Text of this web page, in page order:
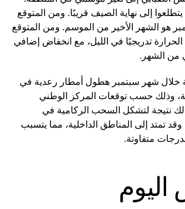
إلى نهاية الصيف قريبًا. ومن المتوقع
هو الشهر الأخير من الموسم. ومن المتوقع
تدريجيًا في الليل، مع انخفاض إضافي
من الشهر.
خلال شهر سبتمبر هطول أمطار رعدية في
وذلك حسب توقعات المركز الوطني
نتيجة لتشكل السحب الركامية في
وقد تمتد إلى المناطق الداخلية، مما يتسبب
متفاوتة.